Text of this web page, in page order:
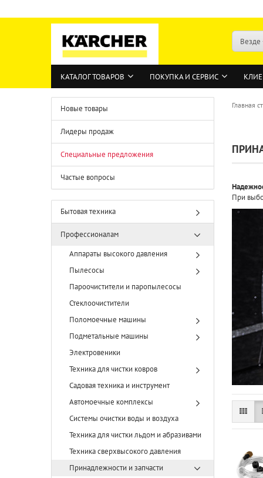
Везде
КАТАЛОГ ТОВАРОВ ПОКУПКА И СЕРВИС
Главная
При
Новые товары
Лидеры продаж
Специальные предложения
Частые вопросы
Бытовая техника
Профессионалам
Аппараты высокого давления
Пылесосы
Пароочистители и паропылесосы
Стеклоочистители
Поломоечные машины
Подметальные машины
Электровеники
Техника для чистки ковров
Садовая техника и инструмент
Автомоечные комплексы
Системы очистки воды и воздуха
Техника для чистки льдом и абразивами
Техника сверхвысокого давления
Принадлежности и запчасти